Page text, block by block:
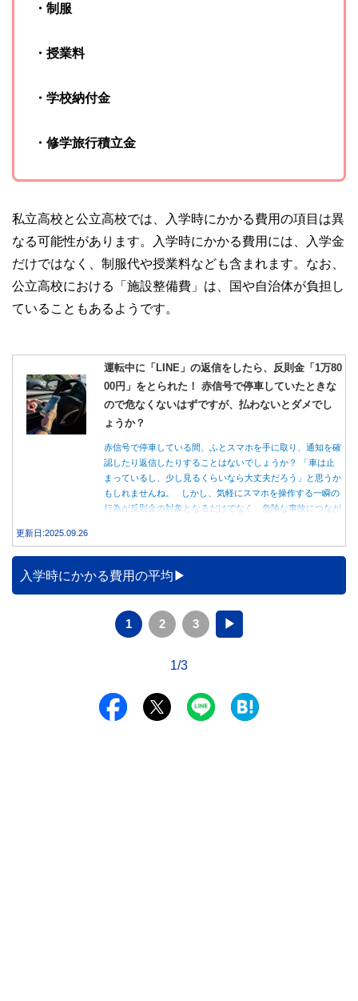
・制服
・授業料
・学校納付金
・修学旅行積立金
私立高校と公立高校では、入学時にかかる費用の項目は異
なる可能性があります。入学時にかかる費用には、入学金
だけではなく、制服代や授業料なども含まれます。なお、
公立高校における「施設整備費」は、国や自治体が負担し
ていることもあるようです。
運転中に「LINE」の返信をしたら、反則金「1万80
00円」をとられた！ 赤信号で停車していたときな
ので危なくないはずですが、払わないとダメでし
ょうか？
赤信号で停車している間、ふとスマホを手に取り、通知を確
認したり返信したりすることはないでしょうか？ 「車は止
まっているし、少し見るくらいなら大丈夫だろう」と思うか
もしれませんね。 しかし、気軽にスマホを操作する一瞬の
行為が反則金の対象となるだけでなく、危険な事故につなが
更新日:2025.09.26
入学時にかかる費用の平均
1 2 3 ▶
1/3